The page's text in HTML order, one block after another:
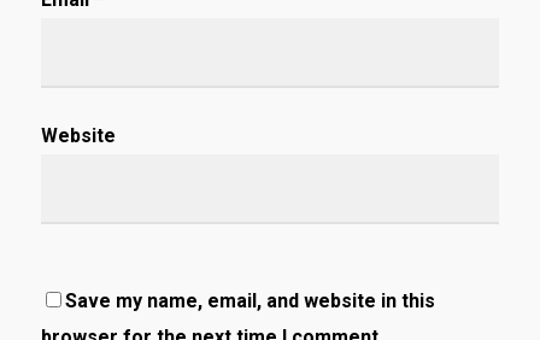
Website
Save my name, email, and website in this